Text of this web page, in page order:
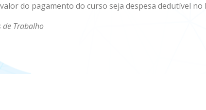
do pagamento do curso seja despesa dedutível no
de Trabalho